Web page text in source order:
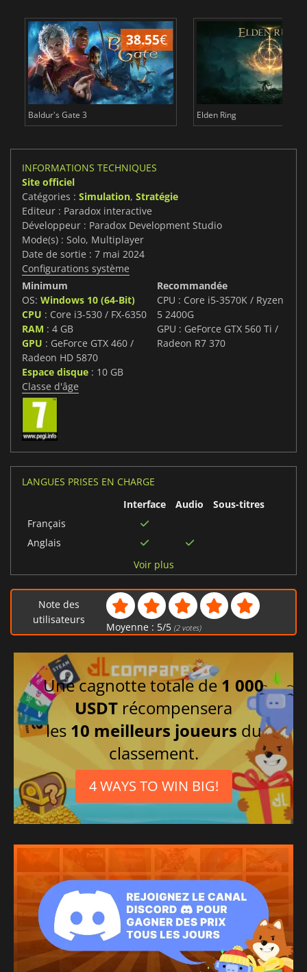
38.55€
Baldur's Gate 3 Elden Ring
INFORMATIONS TECHNIQUES
Site officiel
Catégories : Simulation, Stratégie
Editeur : Paradox interactive
Développeur : Paradox Development Studio
Mode(s) : Solo, Multiplayer
Date de sortie : 7 mai 2024
Configurations système
Minimum
OS: Windows 10 (64-Bit)
CPU : Core i3-530 / FX-6350
RAM : 4 GB
GPU : GeForce GTX 460 /
Radeon HD 5870
Espace disque : 10 GB
Recommandée
CPU : Core i5-3570K / Ryzen
5 2400G
GPU : GeForce GTX 560 Ti /
Radeon R7 370
Classe d'âge
LANGUES PRISES EN CHARGE
Interface
Audio
Sous-titres
Français
Anglais
Coréen
Espagnol
Chinois simplifié
Portugais brésilien
Allemand
Russe
Voir plus
Note des
utilisateurs
Moyenne : 5/5 (2votes)
Une cagnotte totale de 1 000
USDT récompensera
les 10 meilleurs joueurs du
classement.
4 WAYS TO WIN BIG!